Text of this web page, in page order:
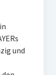
und